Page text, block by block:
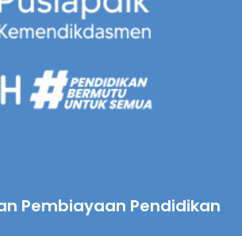
Pembiayaan Pendidikan